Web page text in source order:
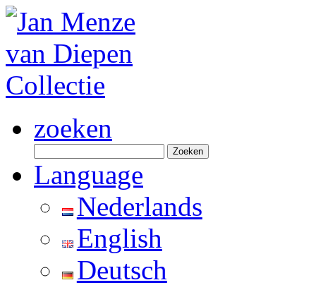
zoeken
naar:
Language
Nederlands
English
Deutsch